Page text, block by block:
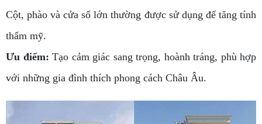
Cột, phào và cửa sổ lớn thường được sử dụng để tăng tính
thẩm mỹ.
Ưu điểm: Tạo cảm giác sang trọng, hoành tráng, phù hợp
với những gia đình thích phong cách Châu Âu.